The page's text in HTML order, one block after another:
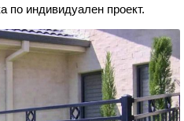
по индивидуален проект.